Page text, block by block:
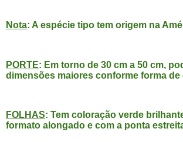
Nota: A espécie tipo tem origem na
PORTE: Em torno de 30 cm a 50 cm,
dimensões maiores conforme forma de
FOLHAS: Tem coloração verde
formato alongado e com a ponta